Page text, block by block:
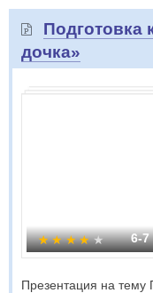
Подготовка
дочка»​
6-7
Презентация на тему